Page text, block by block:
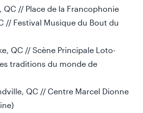
QC // Place de la Francophonie
// Festival Musique du Bout du
QC // Scène Principale Loto-
traditions du monde de
QC // Centre Marcel Dionne